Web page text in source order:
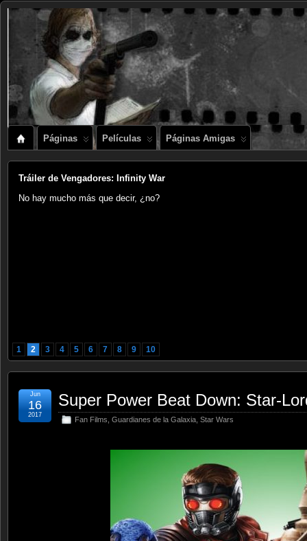
Páginas Películas Páginas Amigas
Tráiler de Vengadores: Infinity War
No hay mucho más que decir, ¿no?
1 2 3 4 5 6 7 8 9 10
Super Power Beat Down: Star-
Fan Films Guardianes de la Galaxia Star Wars
Jun
16
2017